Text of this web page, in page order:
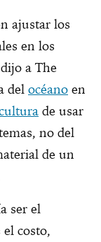
ajustar los
en los
a The
del océano en
de usar
no del
de un
ser el
costo,